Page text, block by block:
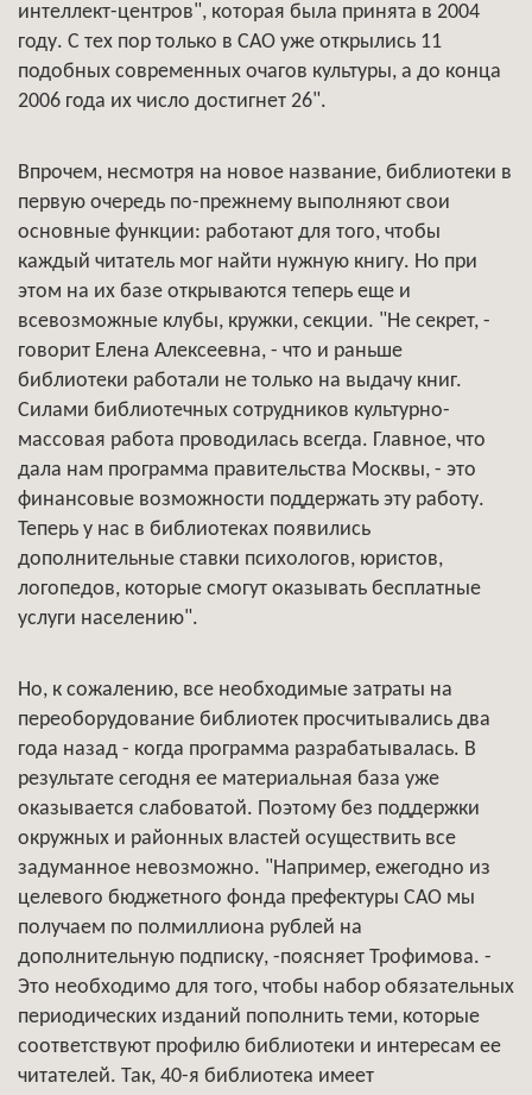
интеллект-центров", которая была принята в 2004
году. С тех пор только в САО уже открылись 11
подобных современных очагов культуры, а до конца
2006 года их число достигнет 26".
Впрочем, несмотря на новое название, библиотеки в
первую очередь по-прежнему выполняют свои
основные функции: работают для того, чтобы
каждый читатель мог найти нужную книгу. Но при
этом на их базе открываются теперь еще и
всевозможные клубы, кружки, секции. "Не секрет, -
говорит Елена Алексеевна, - что и раньше
библиотеки работали не только на выдачу книг.
Силами библиотечных сотрудников культурно-
массовая работа проводилась всегда. Главное, что
дала нам программа правительства Москвы, - это
финансовые возможности поддержать эту работу.
Теперь у нас в библиотеках появились
дополнительные ставки психологов, юристов,
логопедов, которые смогут оказывать бесплатные
услуги населению".
Но, к сожалению, все необходимые затраты на
переоборудование библиотек просчитывались два
года назад - когда программа разрабатывалась. В
результате сегодня ее материальная база уже
оказывается слабоватой. Поэтому без поддержки
окружных и районных властей осуществить все
задуманное невозможно. "Например, ежегодно из
целевого бюджетного фонда префектуры САО мы
получаем по полмиллиона рублей на
дополнительную подписку, -поясняет Трофимова. -
Это необходимо для того, чтобы набор обязательных
периодических изданий пополнить теми, которые
соответствуют профилю библиотеки и интересам ее
читателей. Так, 40-я библиотека имеет